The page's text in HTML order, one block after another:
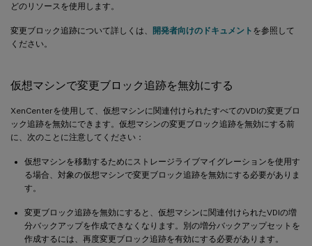
どのリソースを使用します。
変更ブロック追跡について詳しくは、 開発者向けのドキュメント を参照して
ください。
仮想マシンで変更ブロック追跡を無効にする
XenCenterを使用して、仮想マシンに関連付けられたすべてのVDIの変更ブロ
ック追跡を無効にできます。仮想マシンの変更ブロック追跡を無効にする前
に、次のことに注意してください：
仮想マシンを移動するためにストレージライブマイグレーションを使用す
る場合、対象の仮想マシンで変更ブロック追跡を無効にする必要がありま
す。
変更ブロック追跡を無効にすると、仮想マシンに関連付けられたVDIの増
分バックアップを作成できなくなります。別の増分バックアップセットを
作成するには、再度変更ブロック追跡を有効にする必要があります。